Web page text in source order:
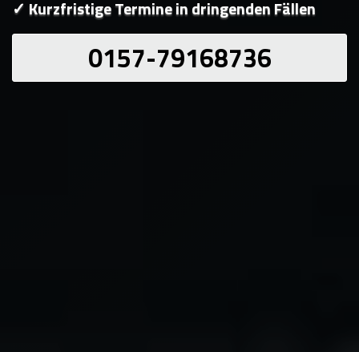
✓ Kurzfristige Termine in dringenden Fällen
0157-79168736